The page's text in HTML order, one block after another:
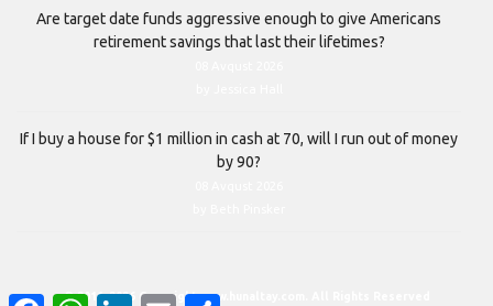
Are target date funds aggressive enough to give Americans
retirement savings that last their lifetimes?
If I buy a house for $1 million in cash at 70, will I run out of money
by 90?
© 2011–2026 Copyright www.hunaltay.com. All Rights Reserved